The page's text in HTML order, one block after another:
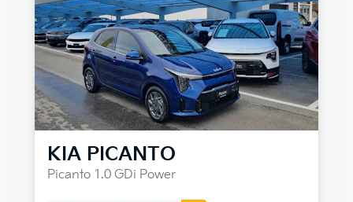
KIA PICANTO
Picanto 1.0 GDi Power